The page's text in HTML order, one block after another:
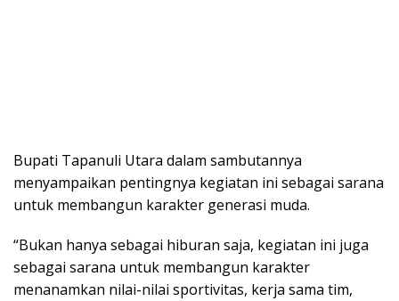
Bupati Tapanuli Utara dalam sambutannya
menyampaikan pentingnya kegiatan ini sebagai sarana
untuk membangun karakter generasi muda.
“Bukan hanya sebagai hiburan saja, kegiatan ini juga
sebagai sarana untuk membangun karakter
menanamkan nilai-nilai sportivitas, kerja sama tim,